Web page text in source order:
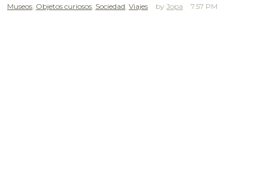
Museos Objetos curiosos Sociedad Viajes Jopa 7.57 PM